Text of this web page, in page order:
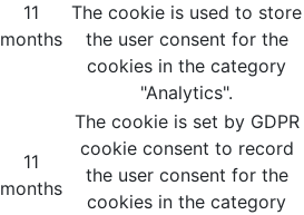
11
months
The cookie is used to store
the user consent for the
cookies in the category
"Analytics".
11
months
The cookie is set by GDPR
cookie consent to record
the user consent for the
cookies in the category